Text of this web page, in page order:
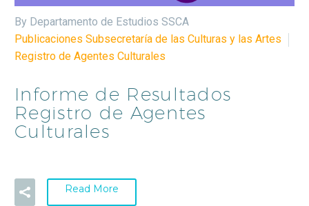
By Departamento de Estudios SSCA
Publicaciones Subsecretaría de las Culturas y las Artes
Registro de Agentes Culturales
Informe de Resultados
Registro de Agentes
Culturales
Read More